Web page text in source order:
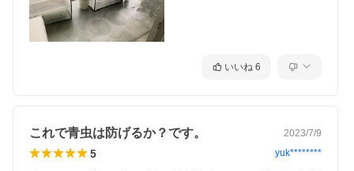
いいね 6
これで青虫は防げるか？です。 2023/7/9
5 yuk********